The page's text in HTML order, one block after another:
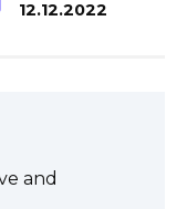
12.12.2022
and